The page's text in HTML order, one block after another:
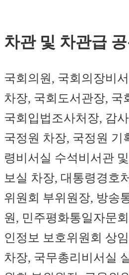
차관 및 차관급
국회의원, 국회의장비
차장, 국회도서관장, 국
국회입법조사처장, 감
국정원 차장, 국정원 기
령비서실 수석비서관
보실 차장, 대통령경호
위원회 부위원장, 방송
원, 민주평화통일자문
인정보 보호위원회 상
차장, 국무총리비서실